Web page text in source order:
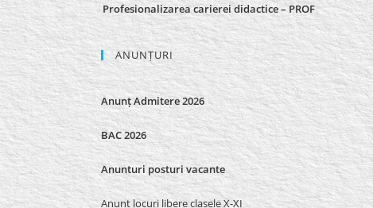
Profesionalizarea carierei didactice – PROF
ANUNȚURI
Anunț Admitere 2026
BAC 2026
Anunturi posturi vacante
Anunț locuri libere clasele X-XI